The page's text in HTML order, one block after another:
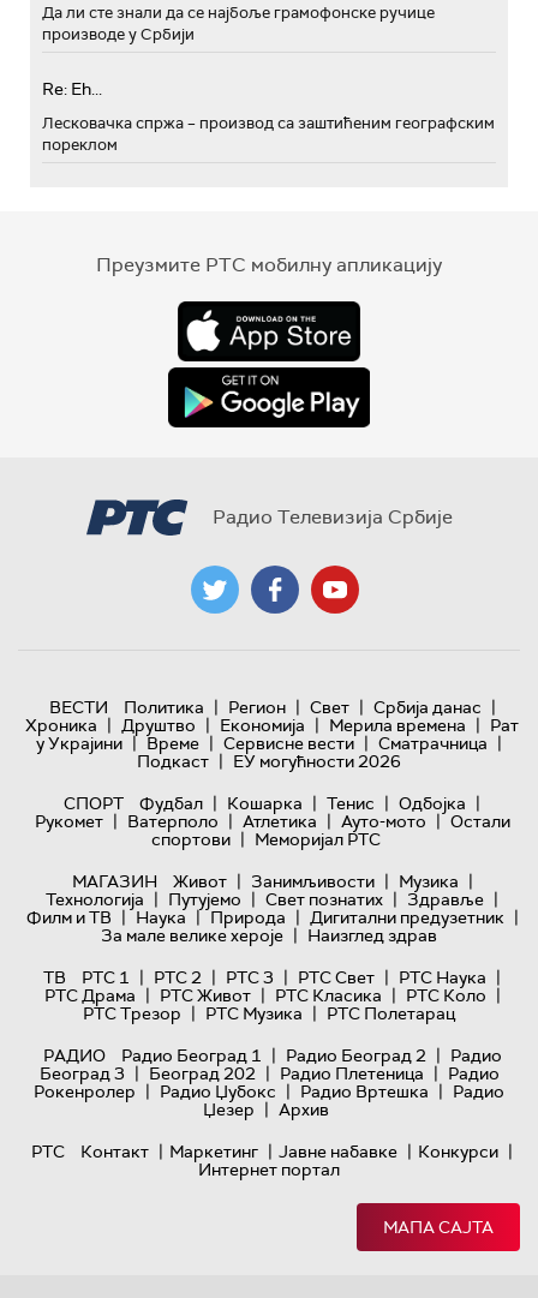
Да ли сте знали да се најбоље грамофонске ручице
производе у Србији
Re: Eh...
Лесковачка спржа – производ са заштићеним географским
пореклом
Преузмите РТС мобилну апликацију
Радио Телевизија Србије
ВЕСТИ Политика | Регион | Свет | Србија данас |
Хроника | Друштво | Економија | Мерила времена | Рат
у Украјини | Време | Сервисне вести | Сматрачница |
Подкаст | ЕУ могућности 2026
СПОРТ
Фудбал | Кошарка | Тенис | Одбојка |
Рукомет | Ватерполо | Атлетика | Ауто-мото | Остали
спортови | Меморијал РТС
МАГАЗИН
Живот | Занимљивости | Музика |
Технологијa | Путујемо | Свет познатих | Здравље |
Филм и ТВ | Наука | Природа | Дигитални предузетник |
За мале велике хероје | Наизглед здрав
ТВ
РТС 1 | РТС 2 | РТС 3 | РТС Свет | РТС Наука |
РТС Драма | РТС Живот | РТС Класика | РТС Коло |
РТС Трезор | РТС Музика | РТС Полетарац
РАДИО
Радио Београд 1 | Радио Београд 2 | Радио
Београд 3 | Београд 202 | Радио Плетеница | Радио
Рокенролер | Радио Џубокс | Радио Вртешка | Радио
Џезер | Архив
РТС
Контакт | Маркетинг | Јавне набавке | Конкурси |
Интернет портал
МАПА САЈТА